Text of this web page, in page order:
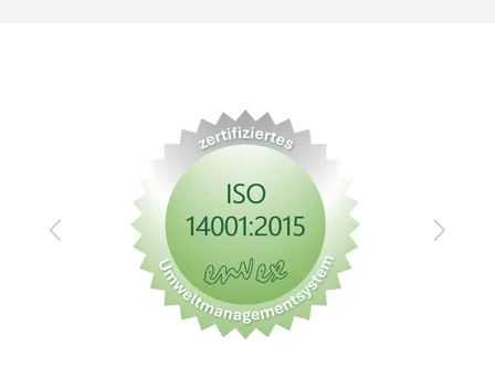
Zurück Vor